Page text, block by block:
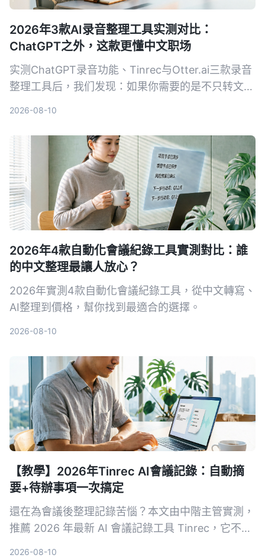
2026年3款AI录音整理工具实测对比：
ChatGPT之外，这款更懂中文职场
实测ChatGPT录音功能、Tinrec与Otter.ai三款录音
整理工具后，我们发现：如果你需要的是不只转文
2026-08-10
2026年4款自動化會議紀錄工具實測對比：誰
的中文整理最讓人放心？
2026年實測4款自動化會議紀錄工具，從中文轉寫、
AI整理到價格，幫你找到最適合的選擇。
2026-08-10
【教學】2026年Tinrec AI會議記錄：自動摘
要+待辦事項一次搞定
還在為會議後整理記錄苦惱？本文由中階主管實測，
推薦 2026 年最新 AI 會議記錄工具 Tinrec，它不只
2026-08-10